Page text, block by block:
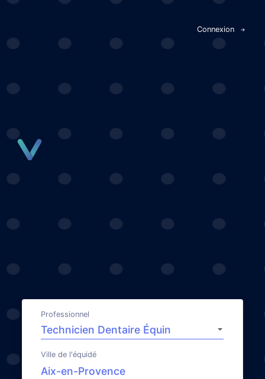
Connexion
Professionnel
Ville de l'équidé